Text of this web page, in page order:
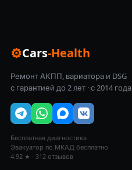
⚙Cars-Health
Ремонт АКПП, вариатора и DSG
с гарантией до 2 лет · с 2014 года
Бесплатная диагностика
Эвакуатор по МКАД бесплатно
4.92 ★ · 312 отзывов